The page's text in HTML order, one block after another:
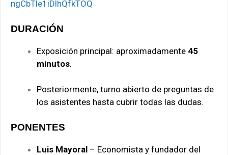
ngCbTle1iDlhQfkTOQ
DURACIÓN
Exposición principal: aproximadamente 45
minutos.
Posteriormente, turno abierto de preguntas de
los asistentes hasta cubrir todas las dudas.
PONENTES
Luis Mayoral – Economista y fundador del